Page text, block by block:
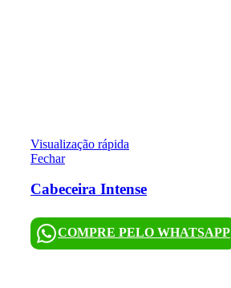
Visualização rápida
Fechar
Cabeceira Intense
COMPRE PELO WHATSAPP